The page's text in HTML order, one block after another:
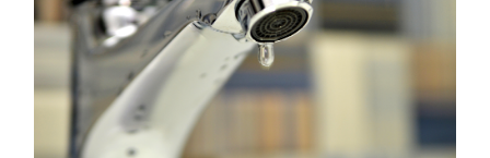
Polizeimeldungen
Themen und Termine